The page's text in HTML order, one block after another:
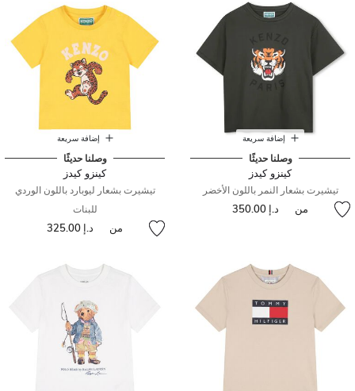
إضافة سريعة
وصلنا حديثًا
كينزو كيدز
تيشيرت بشعار النمر باللون الأخضر
من د.إ 350.00
إضافة سريعة
وصلنا حديثًا
كينزو كيدز
تيشيرت بشعار ليوبارد باللون الوردي
للبنات
من د.إ 325.00